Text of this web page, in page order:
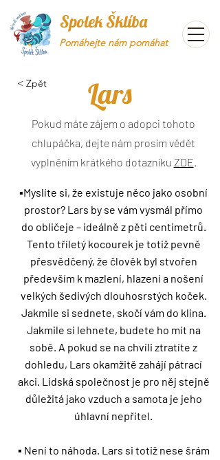
Spolek Šklíba
Pomáhejte nám pomáhat
< Zpět Lars
Pokud máte zájem o adopci tohoto
chlupáčka, dejte nám prosím vědět
vyplněním krátkého dotazníku ZDE.
▪️Myslíte si, že existuje něco jako osobní
prostor? Lars by se vám vysmál přímo
do obličeje – ideálně z pěti centimetrů.
Tento tříletý kocourek je totiž pevně
přesvědčený, že člověk byl stvořen
především k mazlení, hlazení a nošení
velkých šedivých dlouhosrstých koček.
Jakmile si sednete, skočí vám do klína.
Jakmile si lehnete, budete ho mít na
sobě. A pokud se na chvíli ztratíte z
dohledu, Lars okamžitě zahájí pátrací
akci. Lidská společnost je pro něj stejně
důležitá jako vzduch a samota je jeho
úhlavní nepřítel.
▪️ Není to náhoda. Lars si totiž nese šrám